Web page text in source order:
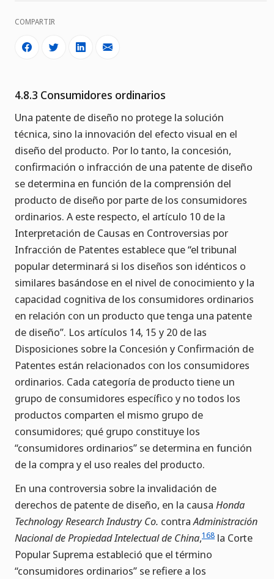
COMPARTIR
4.8.3 Consumidores ordinarios
Una patente de diseño no protege la solución
técnica, sino la innovación del efecto visual en el
diseño del producto. Por lo tanto, la concesión,
confirmación o infracción de una patente de diseño
se determina en función de la comprensión del
producto de diseño por parte de los consumidores
ordinarios. A este respecto, el artículo 10 de la
Interpretación de Causas en Controversias por
Infracción de Patentes establece que “el tribunal
popular determinará si los diseños son idénticos o
similares basándose en el nivel de conocimiento y la
capacidad cognitiva de los consumidores ordinarios
en relación con un producto que tenga una patente
de diseño”. Los artículos 14, 15 y 20 de las
Disposiciones sobre la Concesión y Confirmación de
Patentes están relacionados con los consumidores
ordinarios. Cada categoría de producto tiene un
grupo de consumidores específico y no todos los
productos comparten el mismo grupo de
consumidores; qué grupo constituye los
“consumidores ordinarios” se determina en función
de la compra y el uso reales del producto.
En una controversia sobre la invalidación de
derechos de patente de diseño, en la causa Honda
Technology Research Industry Co. contraAdministración
Nacional de Propiedad Intelectual de China,168 la Corte
Popular Suprema estableció que el término
“consumidores ordinarios” se refiere a los